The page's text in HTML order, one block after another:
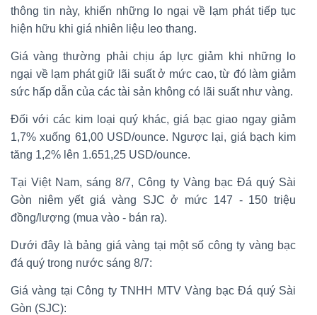
thông tin này, khiến những lo ngại về lạm phát tiếp tục
hiện hữu khi giá nhiên liệu leo thang.
Giá vàng thường phải chịu áp lực giảm khi những lo
ngại về lạm phát giữ lãi suất ở mức cao, từ đó làm giảm
sức hấp dẫn của các tài sản không có lãi suất như vàng.
Đối với các kim loại quý khác, giá bạc giao ngay giảm
1,7% xuống 61,00 USD/ounce. Ngược lại, giá bạch kim
tăng 1,2% lên 1.651,25 USD/ounce.
Tại Việt Nam, sáng 8/7, Công ty Vàng bạc Đá quý Sài
Gòn niêm yết giá vàng SJC ở mức 147 - 150 triệu
đồng/lượng (mua vào - bán ra).
Dưới đây là bảng giá vàng tại một số công ty vàng bạc
đá quý trong nước sáng 8/7:
Giá vàng tại Công ty TNHH MTV Vàng bạc Đá quý Sài
Gòn (SJC):